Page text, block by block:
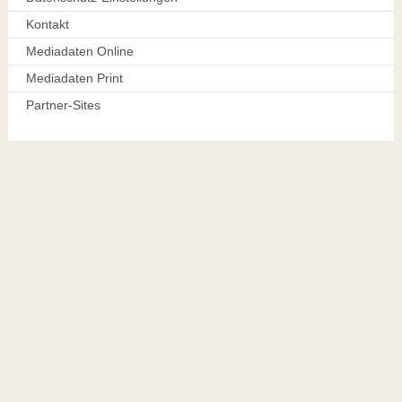
Kontakt
Mediadaten Online
Mediadaten Print
Partner-Sites